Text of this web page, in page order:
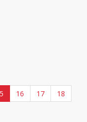
16 17
18